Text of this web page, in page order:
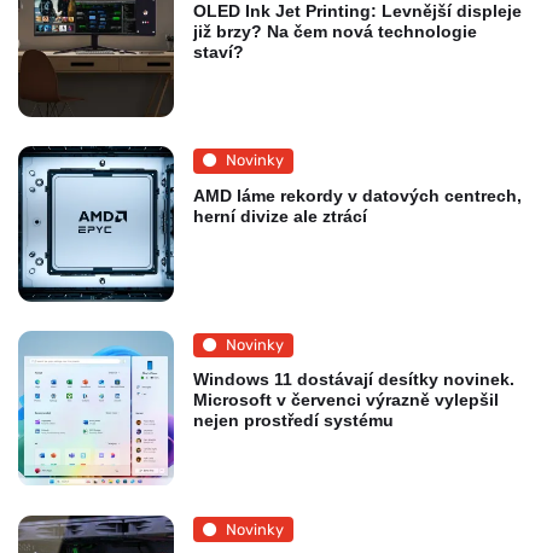
OLED Ink Jet Printing: Levnější displeje
již brzy? Na čem nová technologie
staví?
Novinky
AMD láme rekordy v datových centrech,
herní divize ale ztrácí
Novinky
Windows 11 dostávají desítky novinek.
Microsoft v červenci výrazně vylepšil
nejen prostředí systému
Novinky